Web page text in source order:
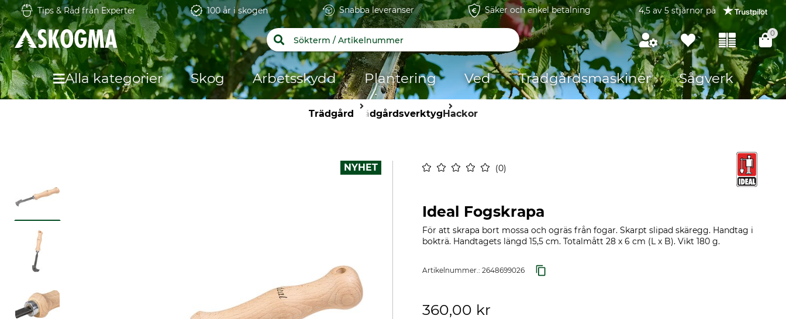
Tips & Råd från Experter 100 år i skogen Snabba leveranser Säker och enkel betalning 4,5 av 5 stjärnor på
0
Alla kategorier Skog Arbetsskydd Plantering Ved Trädgårdsmaskiner Sågverk
Trädgård TrädgårdsverktygHackor
0
NYHET
Ideal Fogskrapa
För att skrapa bort mossa och ogräs från fogar. Skarpt slipad skäregg. Handtag i
bokträ. Handtagets längd 15,5 cm. Totalmått 28 x 6 cm (L x B). Vikt 180 g.
Artikelnummer.: 2648699026
360,00 kr